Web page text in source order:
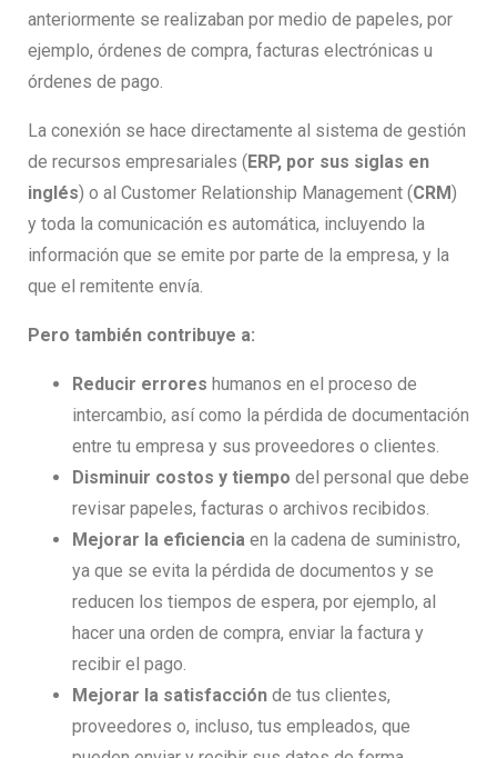
anteriormente se realizaban por medio de papeles, por
ejemplo, órdenes de compra, facturas electrónicas u
órdenes de pago.
La conexión se hace directamente al sistema de gestión
de recursos empresariales (ERP, por sus siglas en
inglés) o al Customer Relationship Management (CRM)
y toda la comunicación es automática, incluyendo la
información que se emite por parte de la empresa, y la
que el remitente envía.
Pero también contribuye a:
Reducir errores humanos en el proceso de
intercambio, así como la pérdida de documentación
entre tu empresa y sus proveedores o clientes.
Disminuir costos y tiempo del personal que debe
revisar papeles, facturas o archivos recibidos.
Mejorar la eficiencia en la cadena de suministro,
ya que se evita la pérdida de documentos y se
reducen los tiempos de espera, por ejemplo, al
hacer una orden de compra, enviar la factura y
recibir el pago.
Mejorar la satisfacción de tus clientes,
proveedores o, incluso, tus empleados, que